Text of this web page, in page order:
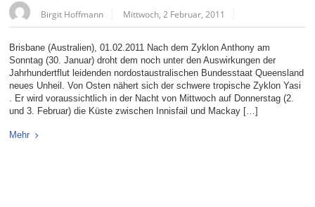
Birgit Hoffmann Mittwoch, 2 Februar, 2011
Brisbane (Australien), 01.02.2011 Nach dem Zyklon Anthony am
Sonntag (30. Januar) droht dem noch unter den Auswirkungen der
Jahrhundertflut leidenden nordostaustralischen Bundesstaat Queensland
neues Unheil. Von Osten nähert sich der schwere tropische Zyklon Yasi
. Er wird voraussichtlich in der Nacht von Mittwoch auf Donnerstag (2.
und 3. Februar) die Küste zwischen Innisfail und Mackay […]
Mehr